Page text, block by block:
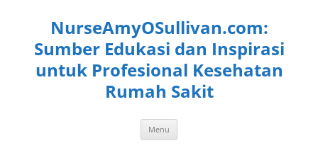
NurseAmyOSullivan.com:
Sumber Edukasi dan Inspirasi
untuk Profesional Kesehatan
Rumah Sakit
Menu